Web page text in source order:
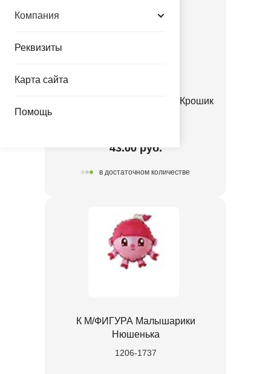
Компания
Реквизиты
Карта сайта
Помощь
К М/ФИГУРА Малышарики Крошик
43.00 руб.
в достаточном количестве
К М/ФИГУРА Малышарики
Нюшенька
1206-1737